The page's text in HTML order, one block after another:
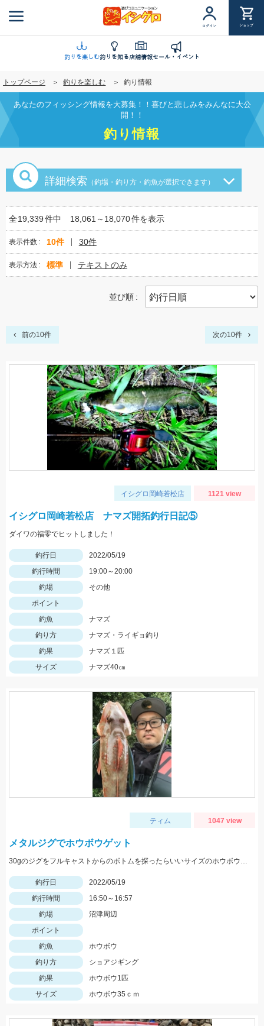
ン
に
移
動
ログイン ショップ
釣りを楽しむ釣りを知る店舗情報セール・イベント
トップページ 釣りを楽しむ 釣り情報
あなたのフィッシング情報を大募集！！喜びと悲しみをみんなに大公
開！！
釣り情報
詳細検索 （釣場・釣り方・釣魚が選択できます）
全19,339件中 18,061～18,070件を表示
表示件数 10件 30件
表示方法 標準 テキストのみ
並び順
前の10件 次の10件
イシグロ岡崎若松店 1121 view
イシグロ岡崎若松店 ナマズ開拓釣行日記⑤
ダイワの福零でヒットしました！
釣行日
2022/05/19
釣行時間
19:00～20:00
釣場
その他
ポイント
釣魚
ナマズ
釣り方
ナマズ・ライギョ釣り
釣果
ナマズ１匹
サイズ
ナマズ40㎝
ティム 1047 view
メタルジグでホウボウゲット
30gのジグをフルキャストからのボトムを探ったらいいサイズのホウボウが釣れました。
釣行日
2022/05/19
釣行時間
16:50～16:57
釣場
沼津周辺
ポイント
釣魚
ホウボウ
釣り方
ショアジギング
釣果
ホウボウ1匹
サイズ
ホウボウ35ｃｍ